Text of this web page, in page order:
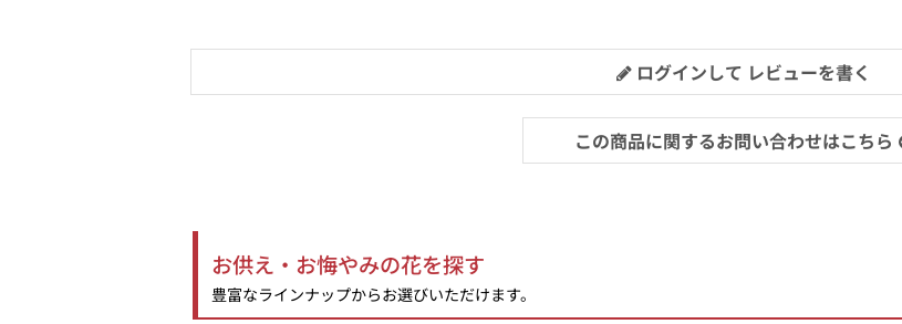
ログインして レビューを書く
この商品に関するお問い合わせはこちら
お供え・お悔やみの花を探す
豊富なラインナップからお選びいただけます。